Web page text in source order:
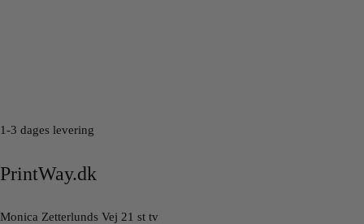
1-3 dages levering
PrintWay.dk
Monica Zetterlunds Vej 21 st tv